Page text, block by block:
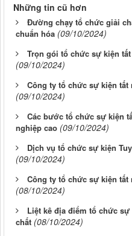
Những tin cũ hơn
Đường chạy tổ chức giải
chuẩn hóa (09/10/2024)
Trọn gói tổ chức sự kiện
(09/10/2024)
Công ty tổ chức sự kiện
(09/10/2024)
Các bước tổ chức sự kiện
nghiệp cao (09/10/2024)
Dịch vụ tổ chức sự kiện
(09/10/2024)
Công ty tổ chức sự kiện tất
(08/10/2024)
Liệt kê địa điểm tổ chức
chất (08/10/2024)